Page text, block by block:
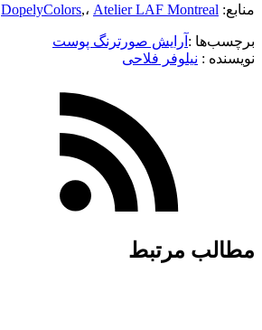
منابع: DopelyColors,، Atelier LAF Montreal
برچسب‌ها : آرایش صورترنگ پوست
نویسنده :‌ نیلوفر فلاحی
مطالب مرتبط